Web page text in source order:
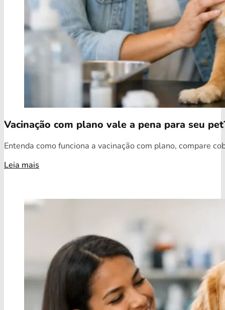
Vacinação com plano vale a pena para seu
Entenda como funciona a vacinação com plano, compare
Leia mais